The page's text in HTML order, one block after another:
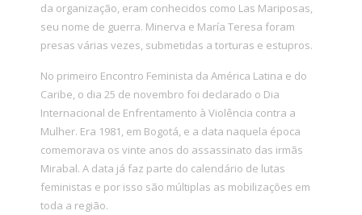
da organização, eram conhecidos como Las Mariposas,
seu nome de guerra. Minerva e María Teresa foram
presas várias vezes, submetidas a torturas e estupros.
No primeiro Encontro Feminista da América Latina e do
Caribe, o dia 25 de novembro foi declarado o Dia
Internacional de Enfrentamento à Violência contra a
Mulher. Era 1981, em Bogotá, e a data naquela época
comemorava os vinte anos do assassinato das irmãs
Mirabal. A data já faz parte do calendário de lutas
feministas e por isso são múltiplas as mobilizações em
toda a região.